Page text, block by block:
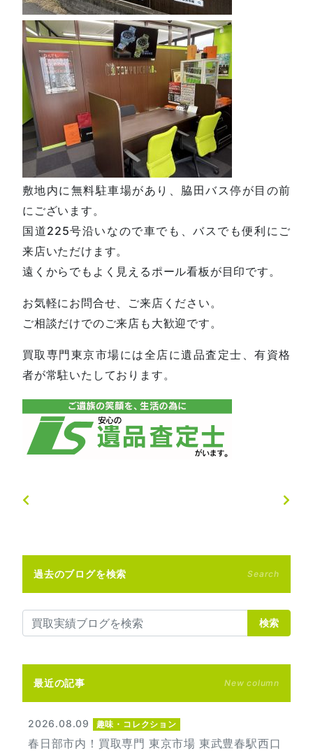
敷地内に無料駐車場があり、脇田バス停が目の前
にございます。
国道225号沿いなので車でも、バスでも便利にご
来店いただけます。
遠くからでもよく見えるポール看板が目印です。
お気軽にお問合せ、ご来店ください。
ご相談だけでのご来店も大歓迎です。
買取専門東京市場には全店に遺品査定士、有資格
者が常駐いたしております。
過去のブログを検索 Search
検索
最近の記事 New column
2026.08.09 趣味・コレクション
春日部市内！買取専門 東京市場 東武豊春駅西口